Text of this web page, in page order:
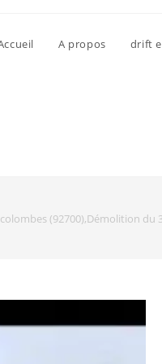
A propos drift
colombes (92700),Démolition du